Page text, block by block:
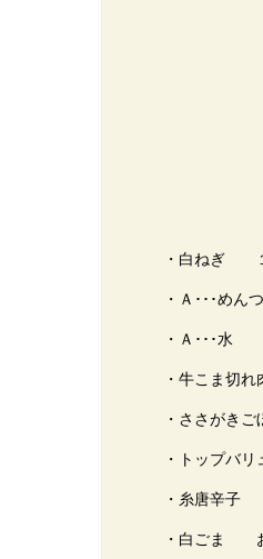
・白ねぎ
・Ａ･･･め
・Ａ･･･水
・牛こま切
・ささがき
・トップバ
・糸唐辛
・白ごま